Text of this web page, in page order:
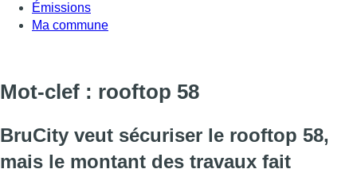
Émissions
Ma commune
Mot-clef : rooftop 58
BruCity veut sécuriser le rooftop 58,
mais le montant des travaux fait